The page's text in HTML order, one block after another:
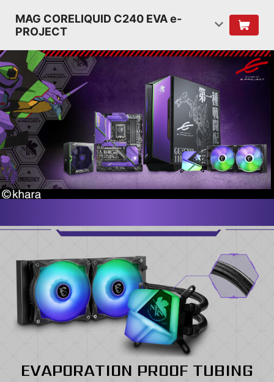
MAG CORELIQUID C240 EVA e-
PROJECT
EVAPORATION PROOF TUBING